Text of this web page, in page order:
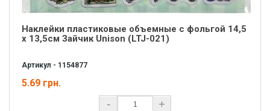
Наклейки пластиковые объемные с фольгой 14,5
х 13,5см Зайчик Unison (LTJ-021)
Артикул - 1154877
5.69 грн.
- +